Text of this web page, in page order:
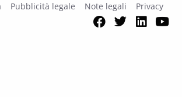
Pubblicità legale Note legali Privacy
Facebook
Twitter